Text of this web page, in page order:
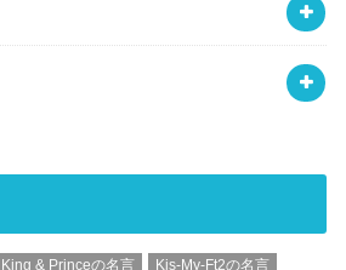
King & Princeの名言
Kis-My-Ft2の名言